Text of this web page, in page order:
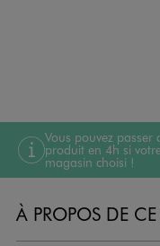
Vous pouvez
produit en 4h si
magasin choisi !
À PROPOS DE